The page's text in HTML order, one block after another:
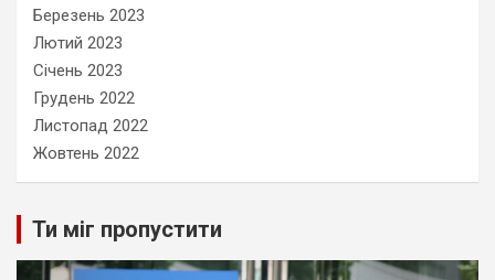
Березень 2023
Лютий 2023
Січень 2023
Грудень 2022
Листопад 2022
Жовтень 2022
Ти міг пропустити